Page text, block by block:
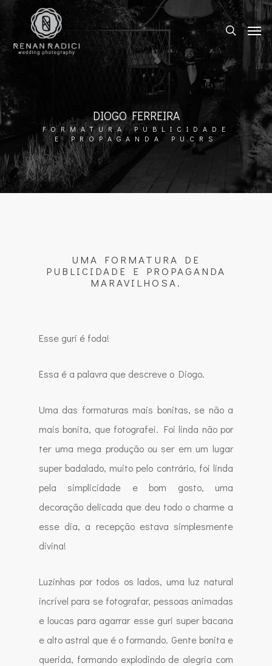
DIOGO FERREIRA
FORMATURA PUBLICIDADE
E PROPAGANDA PUCRS
UMA FORMATURA DE
PUBLICIDADE E PROPAGANDA
MARAVILHOSA.
Esse guri é foda!
Essa é a palavra que descreve o Diogo.
Uma das formaturas mais bonitas, se não a
mais bonita, que fotografei. Foi linda não por
ter uma mega produção ou ser em um lugar
super badalado, muito pelo contrário, foi linda
pela simplicidade e bom gosto, uma
decoração delicada que deu todo o charme a
esse dia, a recepção estava simplesmente
divina!
Luzinhas por todos os lados, uma luz natural
incrível para se fotografar, pessoas animadas
e loucas para agarrar esse guri super bacana
e alto astral que é o formando. Gente bonita e
querida, formando explodindo de alegria com